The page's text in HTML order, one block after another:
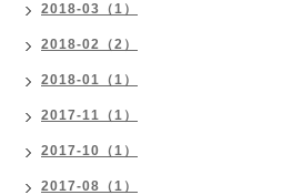
2018-03（1）
2018-02（2）
2018-01（1）
2017-11（1）
2017-10（1）
2017-08（1）